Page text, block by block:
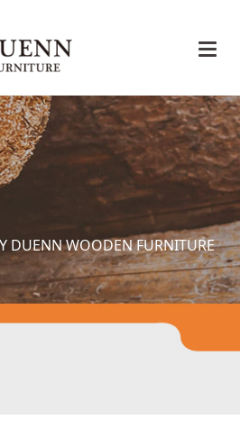
DUENN WOODEN FURNITURE